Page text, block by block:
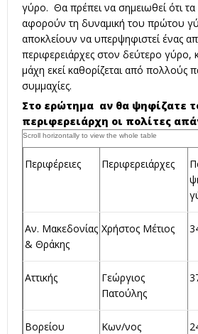
γύρο. Θα πρέπει να σημειωθεί ότι τα
αφορούν τη δυναμική του πρώτου
αποκλείουν να υπερψηφιστεί ένας
περιφερειάρχες στον δεύτερο γύρο,
μάχη εκεί καθορίζεται από πολλούς
συμμαχίες.
Στο ερώτημα αν θα ψηφίζατε
περιφερειάρχη οι πολίτες
Περιφέρειες Περιφερειάρχες
Αν. Μακεδονίας
& Θράκης
Χρήστος Μέτιος
Αττικής
Γεώργιος
Πατούλης
Βορείου
Κων/νος